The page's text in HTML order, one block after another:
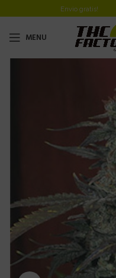
Envio gratis!
MENU